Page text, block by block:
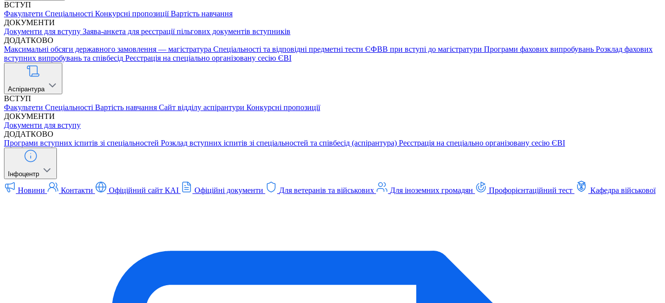
ВСТУП
Факультети Спеціальності Конкурсні пропозиції Вартість навчання
ДОКУМЕНТИ
Документи для вступу Заява-анкета для реєстрації пільгових документів вступників
ДОДАТКОВО
Максимальні обсяги державного замовлення — магістратура Спеціальності та відповідні предметні тести ЄФВВ при вступі до магістратури Програми фахових випробувань Розклад фахових
вступних випробувань та співбесід Реєстрація на спеціально організовану сесію ЄВІ
Аспірантура
ВСТУП
Факультети Спеціальності Вартість навчання Сайт відділу аспірантури Конкурсні пропозиції
ДОКУМЕНТИ
Документи для вступу
ДОДАТКОВО
Програми вступних іспитів зі спеціальностей Розклад вступних іспитів зі спеціальностей та співбесід (аспірантура) Реєстрація на спеціально організовану сесію ЄВІ
Інфоцентр
Новини Контакти Офіційний сайт КАІ Офіційні документи Для ветеранів та військових Для іноземних громадян Профорієнтаційний тест Кафедра військової